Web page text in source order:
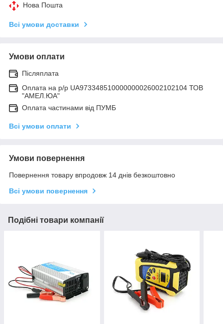
Нова Пошта
Всі умови доставки
Умови оплати
Післяплата
Оплата на р/р UA973348510000000026002102104 ТОВ
"АМЕЛ.ЮА"
Оплата частинами від ПУМБ
Всі умови оплати
Умови повернення
Повернення товару впродовж 14 днів безкоштовно
Всі умови повернення
Подібні товари компанії